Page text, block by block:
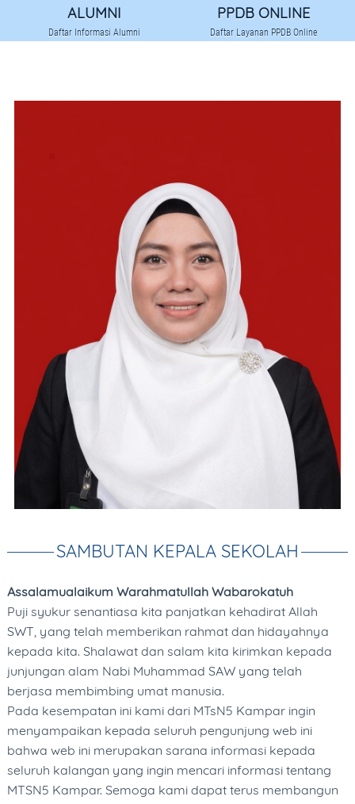
PROGRAM PENDIDIKAN
JADWAL PELAJARAN
KETENAGAAN
PRESTASI GURU
ORGANISASI SISWA
PERKEMBANGAN SISWA
JUARA KELAS
PRESTASI SISWA
EKTRAKURIKULER
BEASISWA
PUBLIKASI
BERITA
OPINI
AGENDA
PENGUMUMAN
FOTO GALLERY
VIDEO GALLERY
DOWNLOAD AREA
LINK MASTER
KONTAK
ALUMNI
Daftar Informasi Alumni
PPDB ONLINE
Daftar Layanan PPDB Online
SAMBUTAN KEPALA SEKOLAH
Assalamualaikum Warahmatullah Wabarokatuh
Puji syukur senantiasa kita panjatkan kehadirat Allah
SWT, yang telah memberikan rahmat dan hidayahnya
kepada kita. Shalawat dan salam kita kirimkan kepada
junjungan alam Nabi Muhammad SAW yang telah
berjasa membimbing umat manusia.
Pada kesempatan ini kami dari MTsN5 Kampar ingin
menyampaikan kepada seluruh pengunjung web ini
bahwa web ini merupakan sarana informasi kepada
seluruh kalangan yang ingin mencari informasi tentang
MTSN5 Kampar. Semoga kami dapat terus membangun